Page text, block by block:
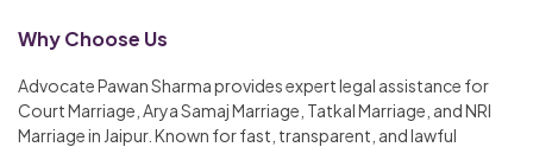
Why Choose Us
Advocate Pawan Sharma provides expert legal assistance for
Court Marriage, Arya Samaj Marriage, Tatkal Marriage, and NRI
Marriage in Jaipur. Known for fast, transparent, and lawful